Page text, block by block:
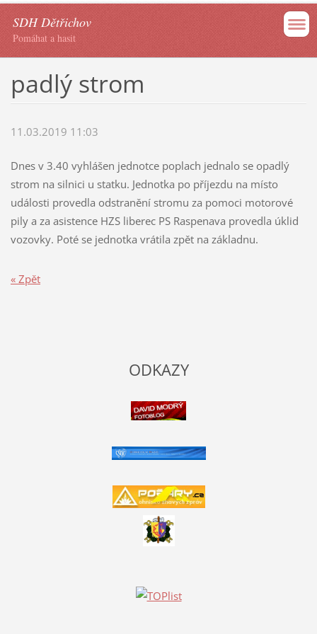
SDH Dětřichov
Pomáhat a hasit
padlý strom
11.03.2019 11:03
Dnes v 3.40 vyhlášen jednotce poplach jednalo se opadlý
strom na silnici u statku. Jednotka po příjezdu na místo
události provedla odstranění stromu za pomoci motorové
pily a za asistence HZS liberec PS Raspenava provedla úklid
vozovky. Poté se jednotka vrátila zpět na základnu.
« Zpět
ODKAZY